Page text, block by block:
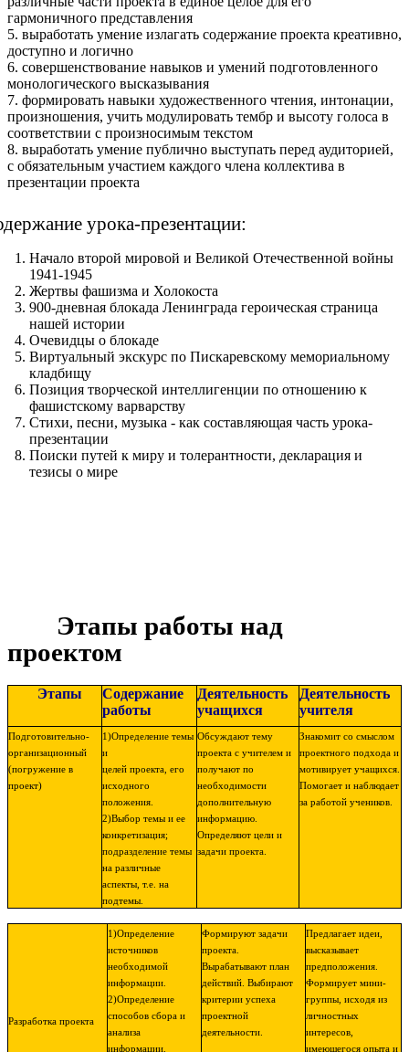
гармоничного представления
5. выработать умение излагать содержание проекта креативно,
доступно и логично
6. совершенствование навыков и умений подготовленного
монологического высказывания
7. формировать навыки художественного чтения, интонации,
произношения, учить модулировать тембр и высоту голоса в
соответствии с произносимым текстом
8. выработать умение публично выступать перед аудиторией,
с обязательным участием каждого члена коллектива в
презентации проекта
урока-презентации:
Начало второй мировой и Великой Отечественной войны
1941-1945
Жертвы фашизма и Холокоста
900-дневная блокада Ленинграда героическая страница
нашей истории
Очевидцы о блокаде
Виртуальный экскурс по Пискаревскому мемориальному
кладбищу
Позиция творческой интеллигенции по отношению к
фашистскому варварству
Стихи, песни, музыка - как составляющая часть урока-
презентации
Поиски путей к миру и толерантности, декларация и
тезисы о мире
Этапы работы над
проектом
Этапы
Содержание
работы
Деятельность
учащихся
Деятельность
учителя
Подготовительно-
организационный
(погружение в
проект)
1)Определение темы
и
целей проекта, его
исходного
положения.
2)Выбор темы и ее
конкретизация;
подразделение темы
на различные
аспекты, т.е. на
подтемы.
Обсуждают тему
проекта с учителем и
получают по
необходимости
дополнительную
информацию.
Определяют цели и
задачи проекта.
Знакомит со смыслом
проектного подхода и
мотивирует учащихся.
Помогает и наблюдает
за работой учеников.
Разработка проекта
1)Определение
источников
необходимой
информации.
2)Определение
способов сбора и
анализа
информации.
Формируют задачи
проекта.
Вырабатывают план
действий. Выбирают
критерии успеха
проектной
деятельности.
Предлагает идеи,
высказывает
предположения.
Формирует мини-
группы, исходя из
личностных
интересов,
имеющегося опыта и